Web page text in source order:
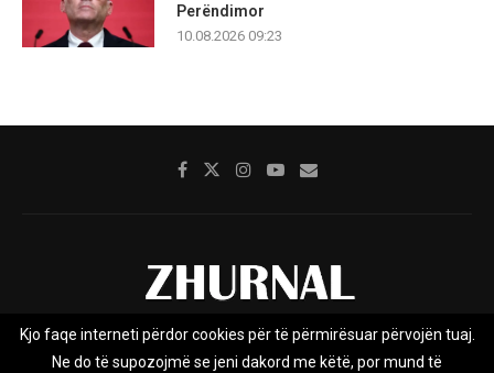
Perëndimor
10.08.2026 09:23
Rreth nesh Impresumi Marketing
Kontakt
Kjo faqe interneti përdor cookies për të përmirësuar përvojën tuaj.
Ne do të supozojmë se jeni dakord me këtë, por mund të